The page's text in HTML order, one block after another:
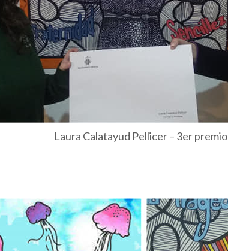
Laura Calatayud Pellicer – 3er premio